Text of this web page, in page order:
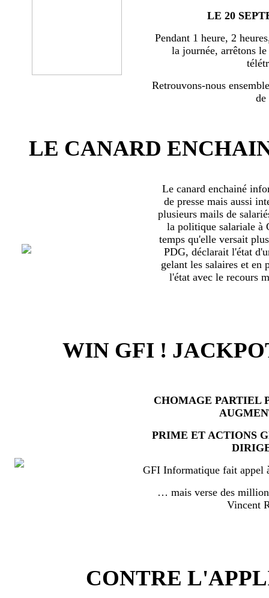
LE 20
Pendant 1 heure, 2
la journée, arrêtons
Retrouvons-nous
de
LE CANARD
Le canard enchainé
de presse mais aussi
plusieurs mails de
la politique salariale à
temps qu'elle versait
PDG, déclarait l'état
gelant les salaires et en
l'état avec le recours
WIN GFI !
CHOMAGE PARTIEL
PRIME ET ACTIONS
GFI Informatique fait appel
… mais verse des
Vincent
CONTRE